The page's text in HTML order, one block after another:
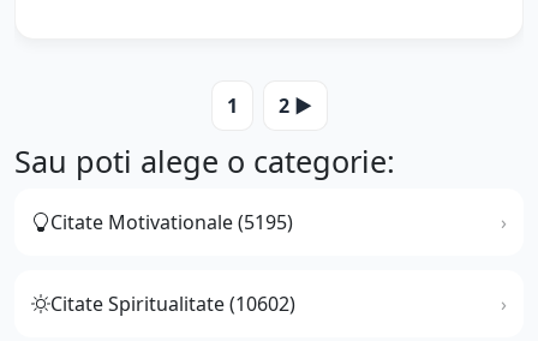
1 2 ▶️
Sau poti alege o categorie:
Citate Motivationale (5195)
Citate Spiritualitate (10602)